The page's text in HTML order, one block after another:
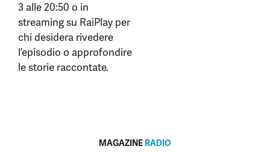
3 alle 20:50 o in
streaming su RaiPlay per
chi desidera rivedere
l’episodio o approfondire
le storie raccontate.
MAGAZINE RADIO